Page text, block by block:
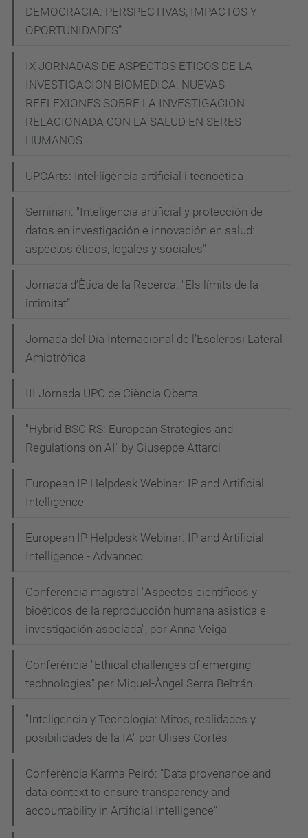
DEMOCRACIA: PERSPECTIVAS, IMPACTOS Y
OPORTUNIDADES”
IX JORNADAS DE ASPECTOS ETICOS DE LA
INVESTIGACION BIOMEDICA: NUEVAS
REFLEXIONES SOBRE LA INVESTIGACION
RELACIONADA CON LA SALUD EN SERES
HUMANOS
UPCArts: Intel·ligència artificial i tecnoètica
Seminari: "Inteligencia artificial y protección de
datos en investigación e innovación en salud:
aspectos éticos, legales y sociales"
Jornada d’Ètica de la Recerca: "Els límits de la
intimitat”
Jornada del Dia Internacional de l’Esclerosi Lateral
Amiotròfica
III Jornada UPC de Ciència Oberta
"Hybrid BSC RS: European Strategies and
Regulations on AI" by Giuseppe Attardi
European IP Helpdesk Webinar: IP and Artificial
Intelligence
European IP Helpdesk Webinar: IP and Artificial
Intelligence - Advanced
Conferencia magistral "Aspectos científicos y
bioéticos de la reproducción humana asistida e
investigación asociada", por Anna Veiga
Conferència "Ethical challenges of emerging
technologies" per Miquel-Àngel Serra Beltrán
"Inteligencia y Tecnología: Mitos, realidades y
posibilidades de la IA" por Ulises Cortés
Conferència Karma Peiró: "Data provenance and
data context to ensure transparency and
accountability in Artificial Intelligence"